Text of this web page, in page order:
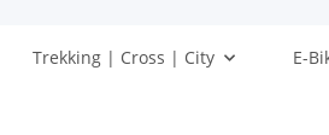
Trekking | Cross | City E-